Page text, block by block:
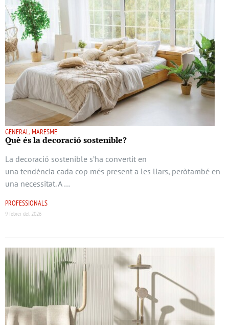
GENERAL, MARESME
Què és la decoració sostenible?
La decoració sostenible s’ha convertit en
una tendència cada cop més present a les llars, peròtambé en
una necessitat. A …
PROFESSIONALS
9 febrer del 2026